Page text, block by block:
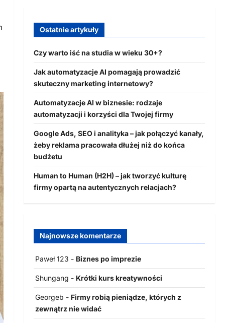
Ostatnie artykuły
Czy warto iść na studia w wieku 30+?
Jak automatyzacje AI pomagają prowadzić
skuteczny marketing internetowy?
Automatyzacje AI w biznesie: rodzaje
automatyzacji i korzyści dla Twojej firmy
Google Ads, SEO i analityka – jak połączyć kanały,
żeby reklama pracowała dłużej niż do końca
budżetu
Human to Human (H2H) – jak tworzyć kulturę
firmy opartą na autentycznych relacjach?
Najnowsze komentarze
Paweł 123 - Biznes po imprezie
Shungang - Krótki kurs kreatywności
Georgeb - Firmy robią pieniądze, których z
zewnątrz nie widać